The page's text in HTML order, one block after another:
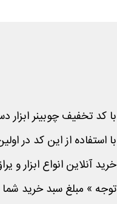
با کد تخفیف چوبینر ابزار
با استفاده از این کد در اولین خرید 55 هزار تومان
خرید آنلاین انواع ابزار
توجه » مبلغ سبد خرید شما باید بیشتر